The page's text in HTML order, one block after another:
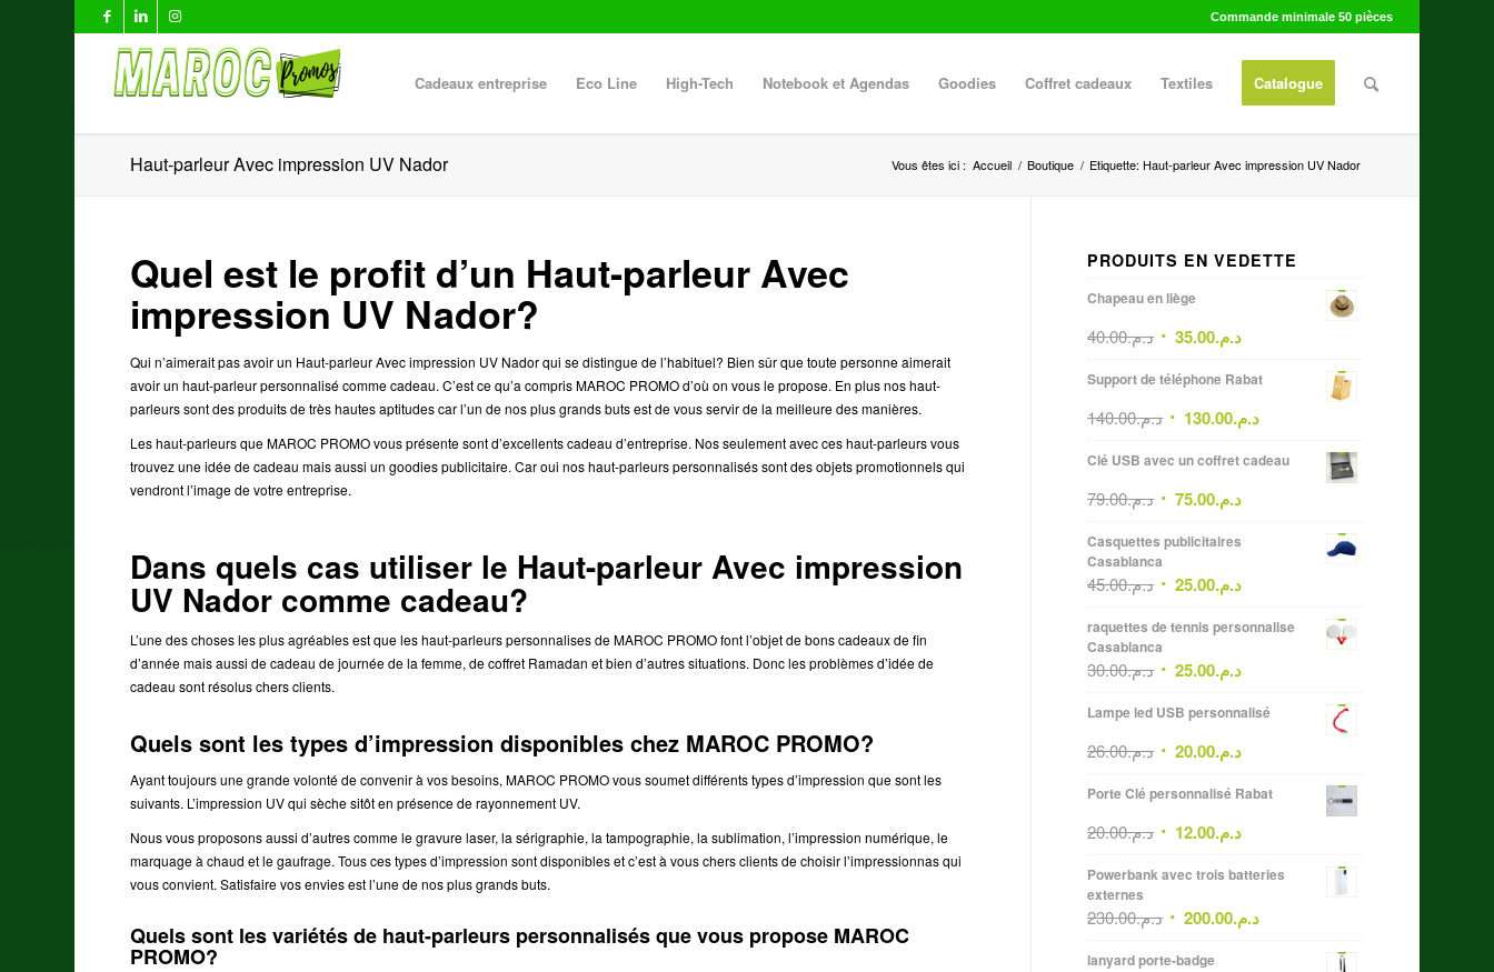
Commande minimale 50 pièces
Cadeaux entreprise Eco Line High-Tech Notebook et Agendas Goodies Coffret cadeaux Textiles Catalogue
Haut-parleur Avec impression UV Nador Vous êtes ici : Accueil / Boutique / Etiquette: Haut-parleur Avec impression UV Nador
Quel est le profit d’un Haut-parleur Avec
impression UV Nador?
Qui n’aimerait pas avoir un Haut-parleur Avec impression UV Nador qui se distingue de l’habituel? Bien sûr que toute personne aimerait
avoir un haut-parleur personnalisé comme cadeau. C’est ce qu’a compris MAROC PROMO d’où on vous le propose. En plus nos haut-
parleurs sont des produits de très hautes aptitudes car l’un de nos plus grands buts est de vous servir de la meilleure des manières.
Les haut-parleurs que MAROC PROMO vous présente sont d’excellents cadeau d’entreprise. Nos seulement avec ces haut-parleurs vous
trouvez une idée de cadeau mais aussi un goodies publicitaire. Car oui nos haut-parleurs personnalisés sont des objets promotionnels qui
vendront l’image de votre entreprise.
Dans quels cas utiliser le Haut-parleur Avec impression
UV Nador comme cadeau?
L’une des choses les plus agréables est que les haut-parleurs personnalises de MAROC PROMO font l’objet de bons cadeaux de fin
d’année mais aussi de cadeau de journée de la femme, de coffret Ramadan et bien d’autres situations. Donc les problèmes d’idée de
cadeau sont résolus chers clients.
Quels sont les types d’impression disponibles chez MAROC PROMO?
Ayant toujours une grande volonté de convenir à vos besoins, MAROC PROMO vous soumet différents types d’impression que sont les
suivants. L’impression UV qui sèche sitôt en présence de rayonnement UV.
Nous vous proposons aussi d’autres comme le gravure laser, la sérigraphie, la tampographie, la sublimation, l’impression numérique, le
marquage à chaud et le gaufrage. Tous ces types d’impression sont disponibles et c’est à vous chers clients de choisir l’impressionnas qui
vous convient. Satisfaire vos envies est l’une de nos plus grands buts.
Quels sont les variétés de haut-parleurs personnalisés que vous propose MAROC
PROMO?
PRODUITS EN VEDETTE
Chapeau en liège
د.م.40.00 د.م.35.00
Support de téléphone Rabat
د.م.140.00 د.م.130.00
Clé USB avec un coffret cadeau
د.م.79.00 د.م.75.00
Casquettes publicitaires
Casablanca
د.م.45.00 د.م.25.00
raquettes de tennis personnalise
Casablanca
د.م.30.00 د.م.25.00
Lampe led USB personnalisé
د.م.26.00 د.م.20.00
Porte Clé personnalisé Rabat
د.م.20.00 د.م.12.00
Powerbank avec trois batteries
externes
د.م.230.00 د.م.200.00
lanyard porte-badge